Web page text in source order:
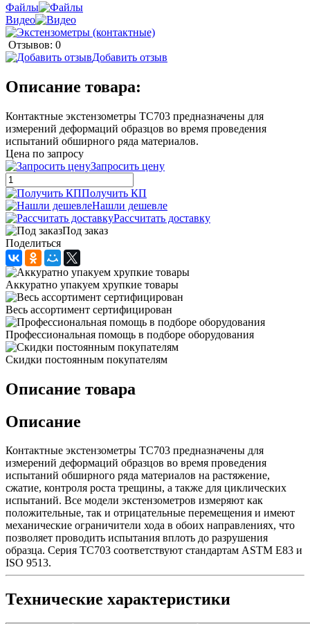
Файлы
Видео
Отзывов: 0
Добавить отзыв
Описание товара:
Контактные экстензометры ТС703 предназначены для
измерений деформаций образцов во время проведения
испытаний обширного ряда материалов.
Цена по запросу
Запросить цену
Получить КП
Нашли дешевле
Рассчитать доставку
Под заказ
Поделиться
Аккуратно упакуем хрупкие товары
Весь ассортимент сертифицирован
Профессиональная помощь в подборе оборудования
Скидки постоянным покупателям
Описание товара
Описание
Контактные экстензометры ТС703 предназначены для
измерений деформаций образцов во время проведения
испытаний обширного ряда материалов на растяжение,
сжатие, контроля роста трещины, а также для циклических
испытаний. Все модели экстензометров измеряют как
положительные, так и отрицательные перемещения и имеют
механические ограничители хода в обоих направлениях, что
позволяет проводить испытания вплоть до разрушения
образца. Серия ТС703 соответствуют стандартам ASTM E83 и
ISO 9513.
Технические характеристики